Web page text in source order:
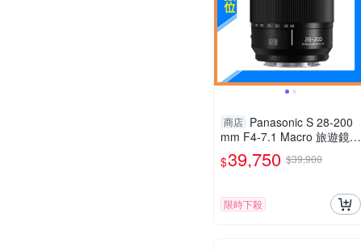
商店 Panasonic S 28-200
mm F4-7.1 Macro 旅遊鏡(2
8-200，S-R28200GC，公
司貨)L-mount
$39,750 $39,900
限時下殺